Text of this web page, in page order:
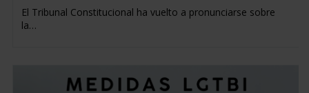
El Tribunal Constitucional ha vuelto a pronunciarse sobre
la…